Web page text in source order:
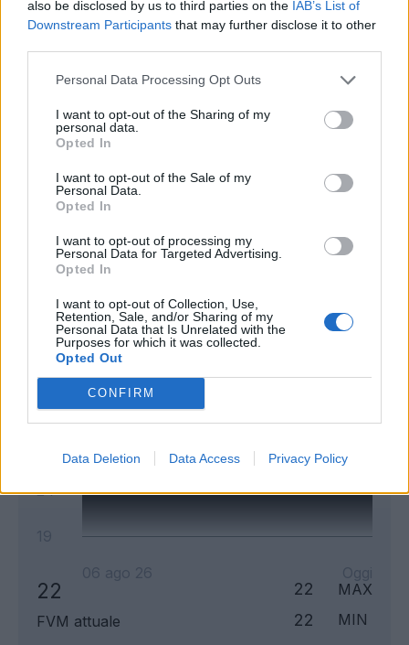
also be disclosed by us to third parties on the IAB’s List of
Downstream Participants that may further disclose it to other
Personal Data Processing Opt Outs
I want to opt-out of the Sharing of my
personal data.
Opted In
I want to opt-out of the Sale of my
Personal Data.
Opted In
I want to opt-out of processing my
Personal Data for Targeted Advertising.
Opted In
I want to opt-out of Collection, Use,
Retention, Sale, and/or Sharing of my
Personal Data that Is Unrelated with the
Purposes for which it was collected.
Opted Out
CONFIRM
Data Deletion Data Access Privacy Policy
Classic
Andamento FantaValore di Mercato
24
FVM attuale 24 MIN
24
22
FVM attuale
22 MAX
22 MIN